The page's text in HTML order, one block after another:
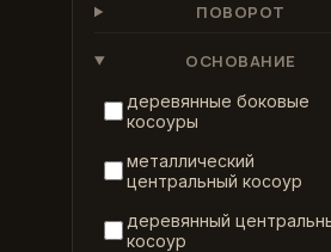
ПОВОРОТ
ОСНОВАНИЕ
деревянные боковые
косоуры
металлический
центральный косоур
деревянный
косоур